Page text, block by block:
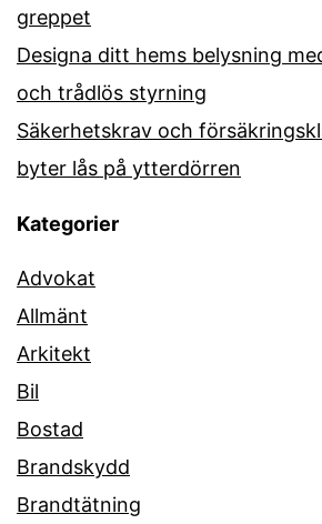
greppet
Designa ditt hems belysning
och trådlös styrning
Säkerhetskrav och
byter lås på ytterdörren
Kategorier
Advokat
Allmänt
Arkitekt
Bil
Bostad
Brandskydd
Brandtätning